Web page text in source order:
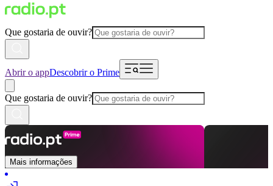
Que gostaria de ouvir?
Abrir o appDescobrir o Prime
Que gostaria de ouvir?
Mais informações